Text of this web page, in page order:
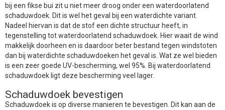
bij een fikse bui zit u niet meer droog onder een waterdoorlatend
schaduwdoek. Dit is wel het geval bij een waterdichte variant.
Nadeel hiervan is dat de stof een dichte structuur heeft, in
tegenstelling tot waterdoorlatend schaduwdoek. Hier waait de wind
makkelijk doorheen en is daardoor beter bestand tegen windstoten
dan bij waterdichte schaduwdoeken het geval is. Wat ze wel bieden
is een zeer goede UV-bescherming, wel 95%. Bij waterdoorlatend
schaduwdoek ligt deze bescherming veel lager.
Schaduwdoek bevestigen
Schaduwdoek is op diverse manieren te bevestigen. Dit kan aan de